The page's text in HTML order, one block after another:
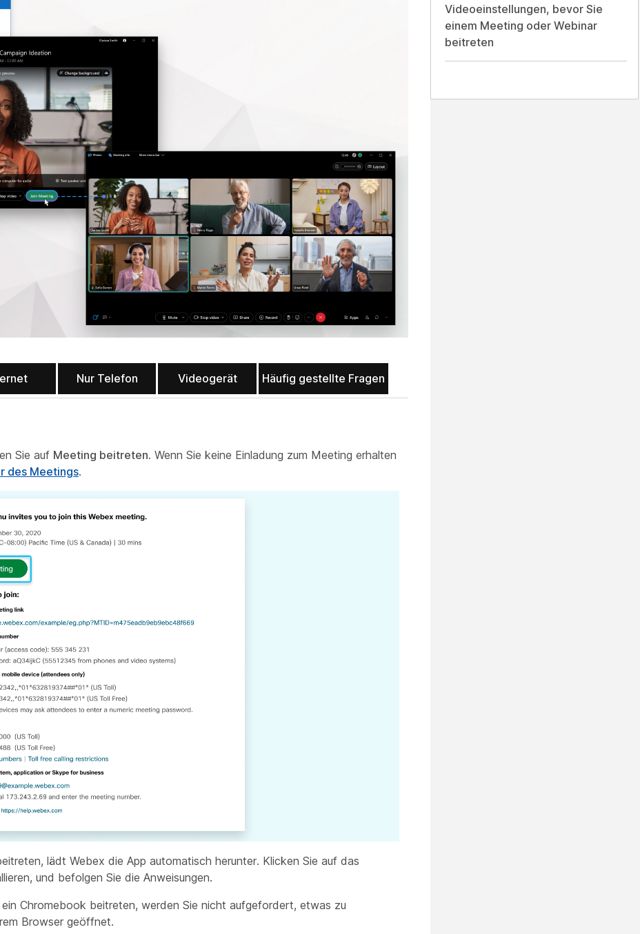
Nur Telefon Videogerät Häufig gestellte Fragen
Sie auf Meeting beitreten. Wenn Sie keine Einladung zum Meeting erhalten
des Meetings.
lädt Webex die App automatisch herunter. Klicken Sie auf das
und befolgen Sie die Anweisungen.
Chromebook beitreten, werden Sie nicht aufgefordert, etwas zu
Browser geöffnet.
Videoeinstellungen, bevor Sie
einem Meeting oder Webinar
beitreten